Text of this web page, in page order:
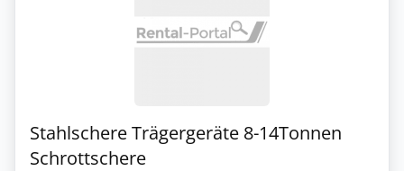
Stahlschere Trägergeräte 8-14Tonnen
Schrottschere